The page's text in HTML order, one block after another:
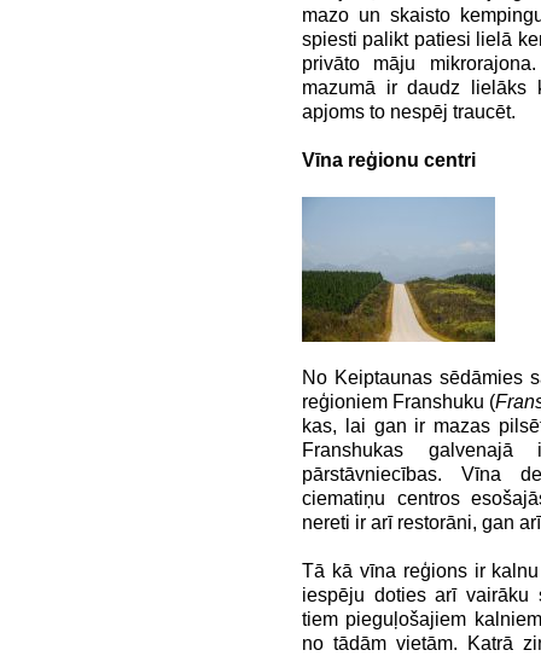
mazo un skaisto
spiesti palikt patiesi lielā
privāto māju
mazumā ir daudz lielāks
apjoms to nespēj traucēt.
Vīna reģionu centri
No Keiptaunas sēdāmies
reģioniem Franshuku (
kas, lai gan ir mazas
Franshukas
pārstāvniecības. Vīna
ciematiņu centros
nereti ir arī restorāni, gan
Tā kā vīna reģions ir
iespēju doties arī vairāku
tiem pieguļošajiem
no tādām vietām. Katrā